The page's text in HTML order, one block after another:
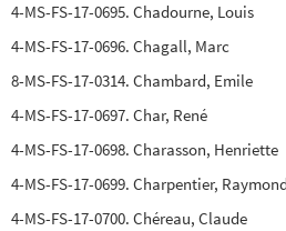
4-MS-FS-17-0695. Chadourne, Louis
4-MS-FS-17-0696. Chagall, Marc
8-MS-FS-17-0314. Chambard, Emile
4-MS-FS-17-0697. Char, René
4-MS-FS-17-0698. Charasson, Henriette
4-MS-FS-17-0699. Charpentier,
4-MS-FS-17-0700. Chéreau, Claude